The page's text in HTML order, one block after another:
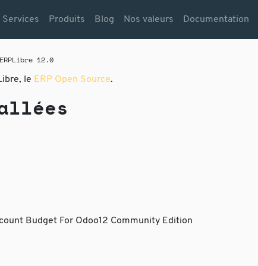
Services Produits Blog Nos valeurs Documentation
12.0
le ERP Open Source.
Budget For Odoo12 Community Edition